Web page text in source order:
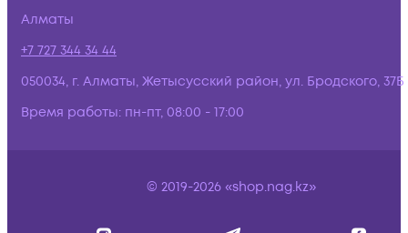
Алматы
+7 727 344 34 44
050034, г. Алматы, Жетысусский район, ул. Бродского, 37Б
Время работы: пн-пт, 08:00 - 17:00
© 2019-2026 «shop.nag.kz»